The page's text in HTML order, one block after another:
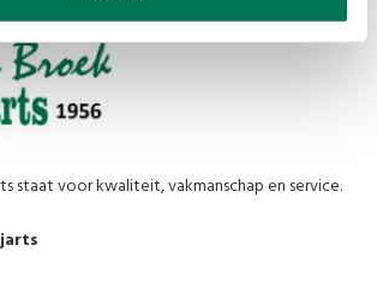
staat voor kwaliteit, vakmanschap en service.